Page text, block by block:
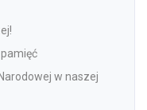
w naszej